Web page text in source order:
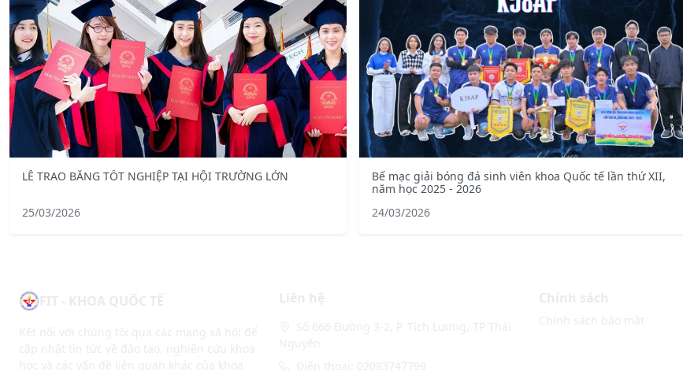
LỄ TRAO BẰNG TỐT NGHIỆP TẠI HỘI TRƯỜNG LỚN
25/03/2026
Bế mạc giải bóng đá sinh viên khoa Quốc tế lần thứ XII,
năm học 2025 - 2026
24/03/2026